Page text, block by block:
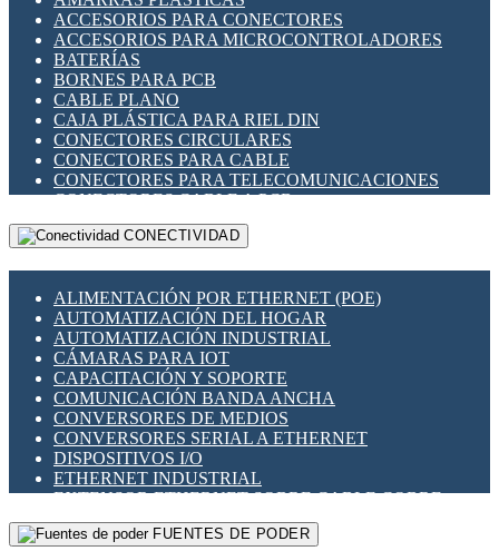
INDICADORES PARA PANEL
INTERFACES DE RELÉ
INTERRUPTORES FIN DE CARRERA
LLAVES CONMUTADORAS
MEDIDORES DE ENERGÍA Y TC'S DE CORRIENTE
MOTORES PASO A PASO
PANTALLAS HMI
PLC -CONTROLADORES LÓGICO PROGRAMABLES
PROGRAMADORES DE HORARIO
RELÉS DE PROTECCIÓN
SENSORES CAPACITIVOS
SENSORES INDUCTIVOS
TEMPORIZADORES
VARIACS
VARIADORES DE FRECUENCIA [VDF]
SECCIONADORES - INTERRUPTORES
MAQUINARIA
ACCESORIOS PARA CONECTORES
ACCESORIOS PARA MICROCONTROLADORES
BATERÍAS
BORNES PARA PCB
CABLE PLANO
CAJA PLÁSTICA PARA RIEL DIN
CONECTORES CIRCULARES
CONECTORES PARA CABLE
CONECTORES PARA TELECOMUNICACIONES
CONECTORES CABLE A PCB
CONECTORES PCB A CABLE
DIP SWITCHES
HERRAMIENTAS VARIAS
ILUMINACIÓN LED
INTERRUPTORES REED
INTERFACES DE RELÉ
OTROS RELÉS
PROTECCIÓN TÉRMICA
RELÉS AUTOMOTRICES
RELÉS DE SEÑAL
RELÉS DE ESTADO SÓLIDO SSR
RELÉS INDUSTRIALES
RELÉS MINIATURA DE POTENCIA
SENSORES MAGNÉTICOS
CONECTIVIDAD
ALIMENTACIÓN POR ETHERNET (POE)
AUTOMATIZACIÓN DEL HOGAR
AUTOMATIZACIÓN INDUSTRIAL
CÁMARAS PARA IOT
CAPACITACIÓN Y SOPORTE
COMUNICACIÓN BANDA ANCHA
CONVERSORES DE MEDIOS
CONVERSORES SERIAL A ETHERNET
DISPOSITIVOS I/O
ETHERNET INDUSTRIAL
EXTENSOR ETHERNET SOBRE CABLE COBRE
GATEWAY LORAWAN
GESTIÓN DE REDESFUENTES DE PODER